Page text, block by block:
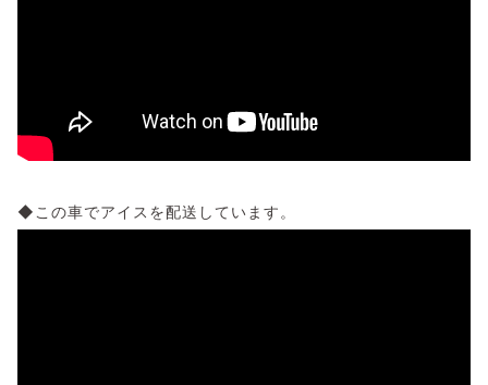
◆この車でアイスを配送しています。